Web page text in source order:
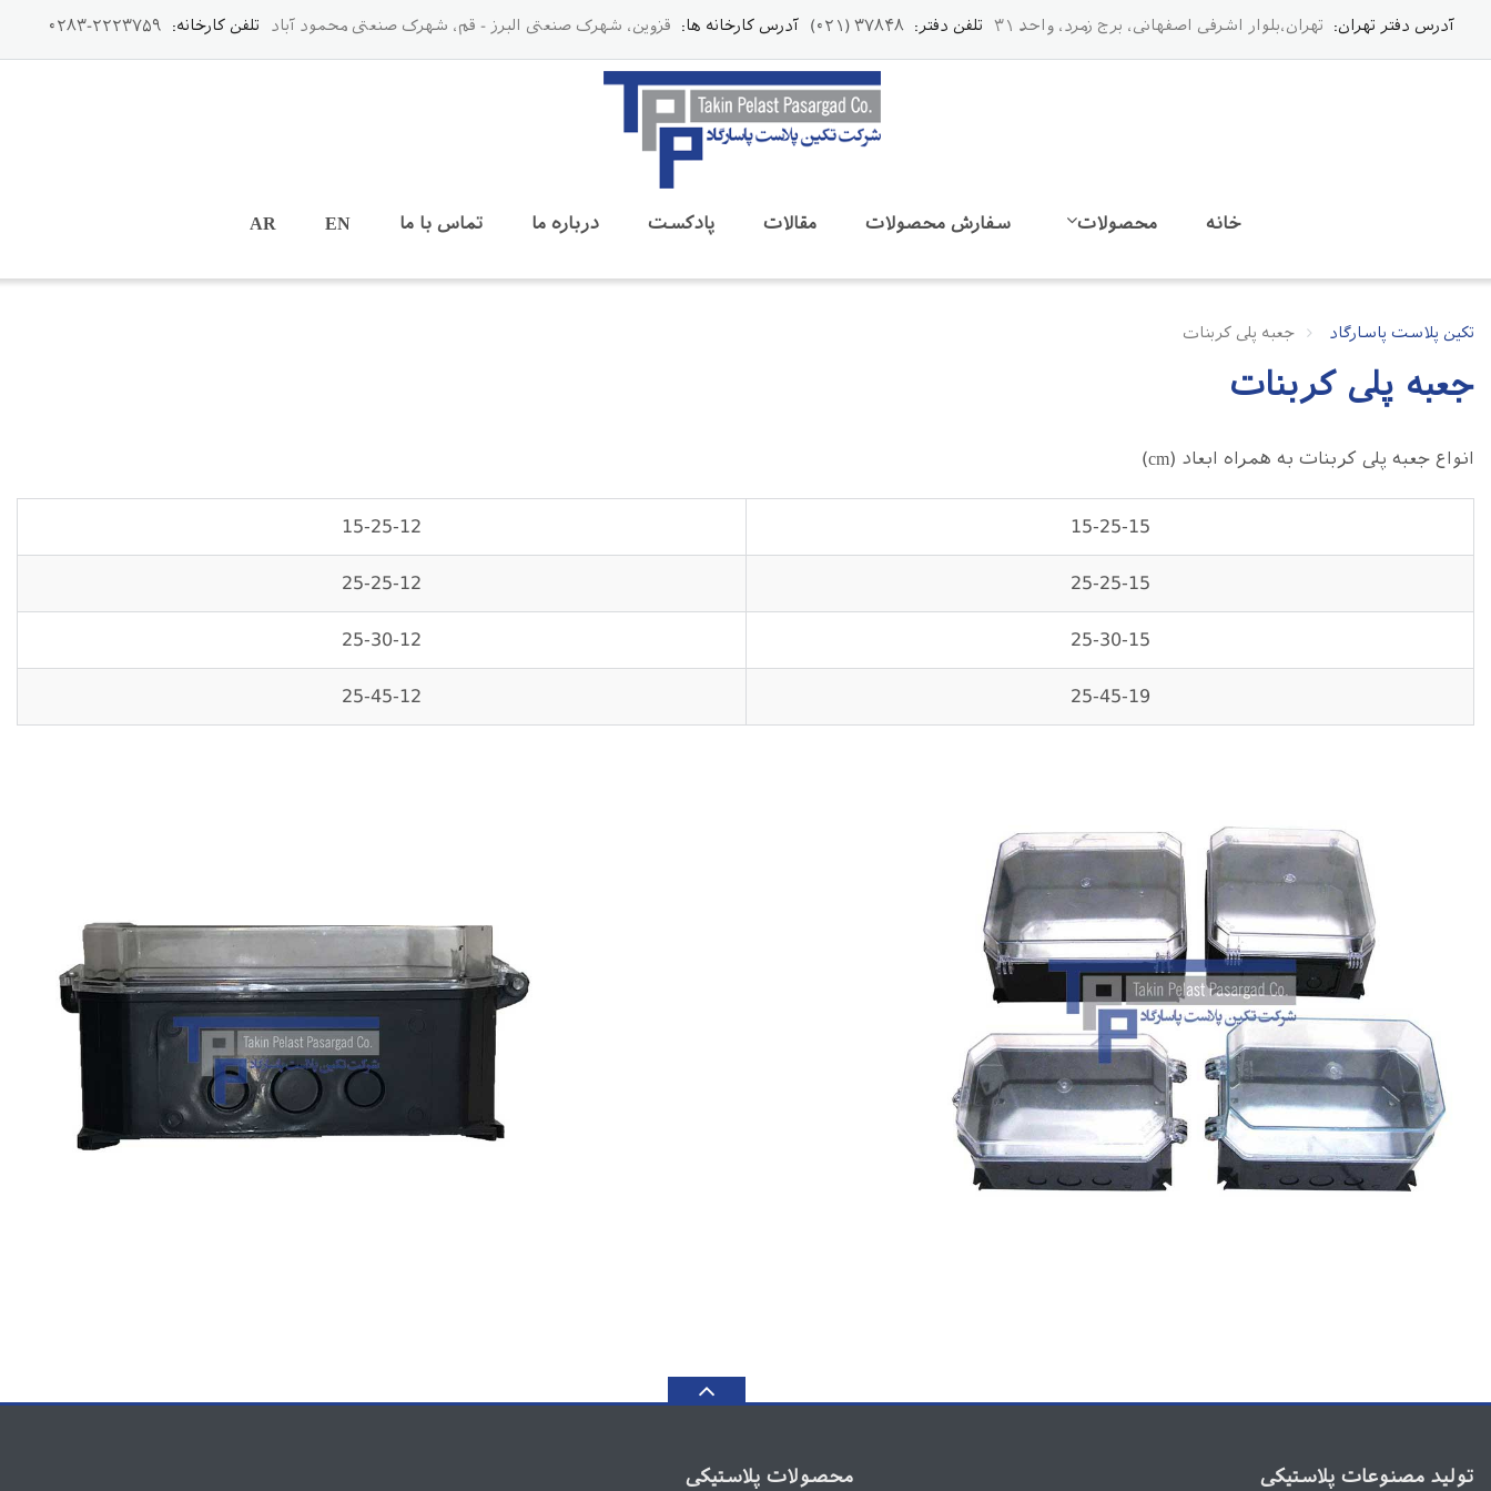
آدرس دفتر تهران: تهران،بلوار اشرفی اصفهانی، برج زمرد، واحد ۳۱ تلفن دفتر: ۳۷۸۴۸ (۰۲۱) آدرس کارخانه ها: قزوین، شهرک صنعتی البرز - قم، شهرک صنعتی محمود آباد تلفن کارخانه: ۲۲۲۳۷۵۹-۰۲۸۳
خانه محصولات سفارش محصولات مقالات پادکست درباره ما تماس با ما EN
AR
تکین پلاست پاسارگاد جعبه پلی کربنات
جعبه پلی کربنات
انواع جعبه پلی کربنات به همراه ابعاد (cm)
15-25-15
15-25-12
25-25-15
25-25-12
25-30-15
25-30-12
25-45-19
25-45-12
تولید مصنوعات پلاستیکی محصولات پلاستیکی